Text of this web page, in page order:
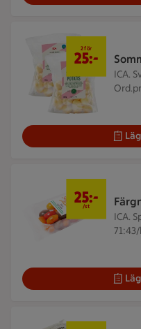
ICA.
2 för
25:-
ICA.
25:-
/st